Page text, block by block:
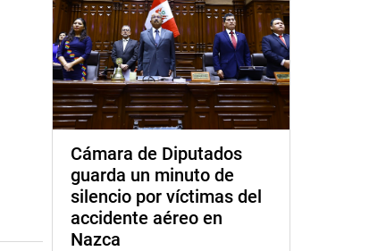
Cámara de Diputados
guarda un minuto de
silencio por víctimas del
accidente aéreo en
Nazca